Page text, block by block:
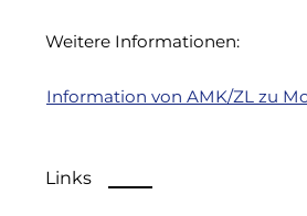
Weitere Informationen:
Information von AMK/ZL zu
Links